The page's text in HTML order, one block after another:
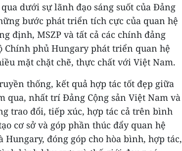
dưới sự lãnh đạo sáng suốt của Đảng
bước phát triển tích cực của quan hệ
định, MSZP và tất cả các chính đảng
Chính phủ Hungary phát triển quan hệ
mặt chặt chẽ, thực chất với Việt Nam.
thống, kết quả hợp tác tốt đẹp giữa
qua, nhất trí Đảng Cộng sản Việt Nam và
trao đổi, tiếp xúc, hợp tác cả trên bình
cơ sở và góp phần thúc đẩy quan hệ
đóng góp cho hòa bình, hợp tác,